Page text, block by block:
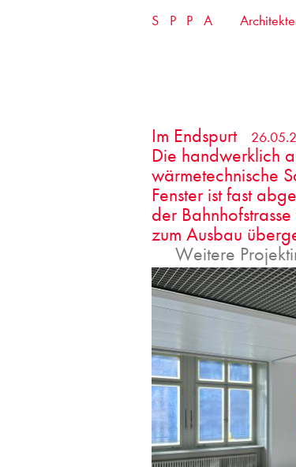
SPPA
Im Endspurt
Die handwerklich
wärmetechnische
Fenster ist fast
der
zum Ausbau
Weitere